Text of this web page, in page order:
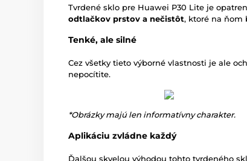
Tvrdené sklo pre Huawei P30 Lite je
odtlačkov prstov a nečistôt, ktoré na ňom
Tenké, ale silné
Cez všetky tieto výborné vlastnosti je ale
nepocítite.
*Obrázky majú len informatívny charakter.
Aplikáciu zvládne každý
Ďalšou skvelou výhodou tohto tvrdeného